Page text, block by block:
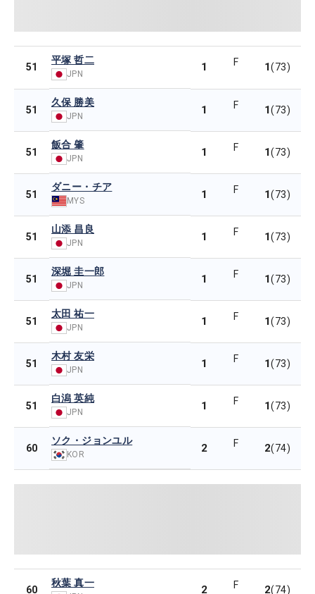
51
平塚 哲二
JPN
1 F 1(73)
51
久保 勝美
JPN 1 F 1(73)
51
飯合 肇
JPN 1 F 1(73)
51
ダニー・チア
MYS 1 F 1(73)
51
山添 昌良
JPN 1 F 1(73)
51
深堀 圭一郎
JPN 1 F 1(73)
51
太田 祐一
JPN 1 F 1(73)
51
木村 友栄
JPN 1 F 1(73)
51
白潟 英純
JPN 1 F 1(73)
60
ソク・ジョンユル
KOR 2 F 2(74)
60
秋葉 真一
2 F 2(74)